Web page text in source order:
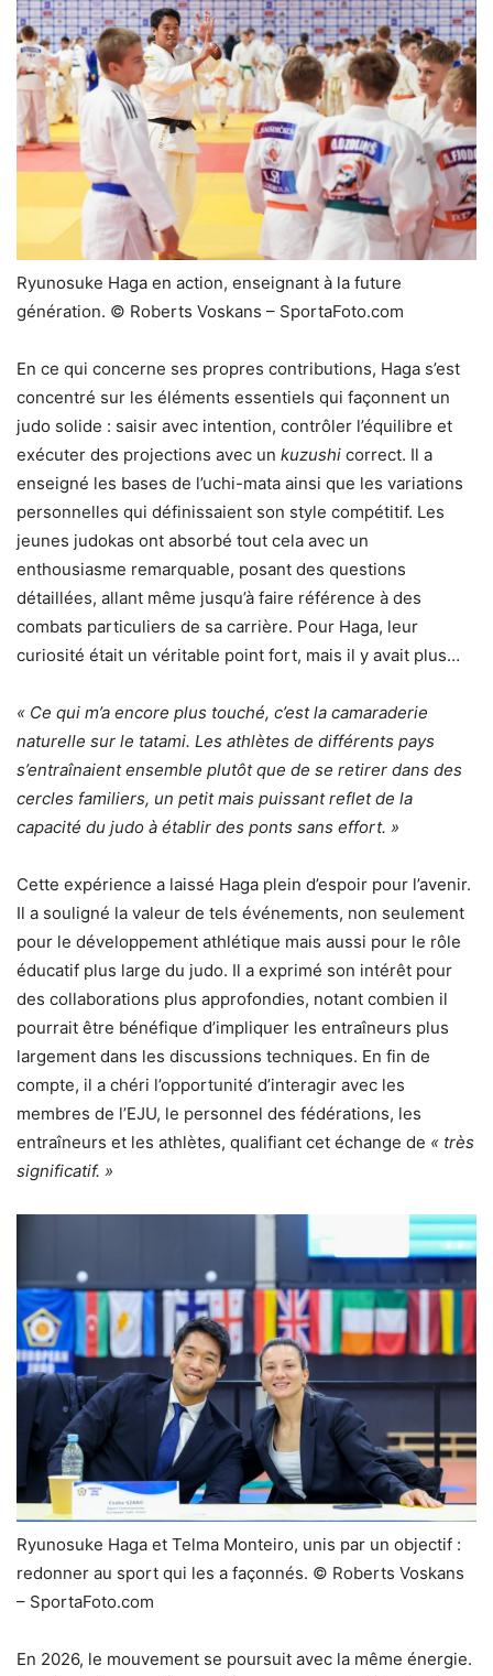
Ryunosuke Haga en action, enseignant à la future
génération. © Roberts Voskans – SportaFoto.com
En ce qui concerne ses propres contributions, Haga s’est
concentré sur les éléments essentiels qui façonnent un
judo solide : saisir avec intention, contrôler l’équilibre et
exécuter des projections avec un kuzushi correct. Il a
enseigné les bases de l’uchi-mata ainsi que les variations
personnelles qui définissaient son style compétitif. Les
jeunes judokas ont absorbé tout cela avec un
enthousiasme remarquable, posant des questions
détaillées, allant même jusqu’à faire référence à des
combats particuliers de sa carrière. Pour Haga, leur
curiosité était un véritable point fort, mais il y avait plus…
« Ce qui m’a encore plus touché, c’est la camaraderie
naturelle sur le tatami. Les athlètes de différents pays
s’entraînaient ensemble plutôt que de se retirer dans des
cercles familiers, un petit mais puissant reflet de la
capacité du judo à établir des ponts sans effort. »
Cette expérience a laissé Haga plein d’espoir pour l’avenir.
Il a souligné la valeur de tels événements, non seulement
pour le développement athlétique mais aussi pour le rôle
éducatif plus large du judo. Il a exprimé son intérêt pour
des collaborations plus approfondies, notant combien il
pourrait être bénéfique d’impliquer les entraîneurs plus
largement dans les discussions techniques. En fin de
compte, il a chéri l’opportunité d’interagir avec les
membres de l’EJU, le personnel des fédérations, les
entraîneurs et les athlètes, qualifiant cet échange de « très
significatif. »
Ryunosuke Haga et Telma Monteiro, unis par un objectif :
redonner au sport qui les a façonnés. © Roberts Voskans
– SportaFoto.com
En 2026, le mouvement se poursuit avec la même énergie.